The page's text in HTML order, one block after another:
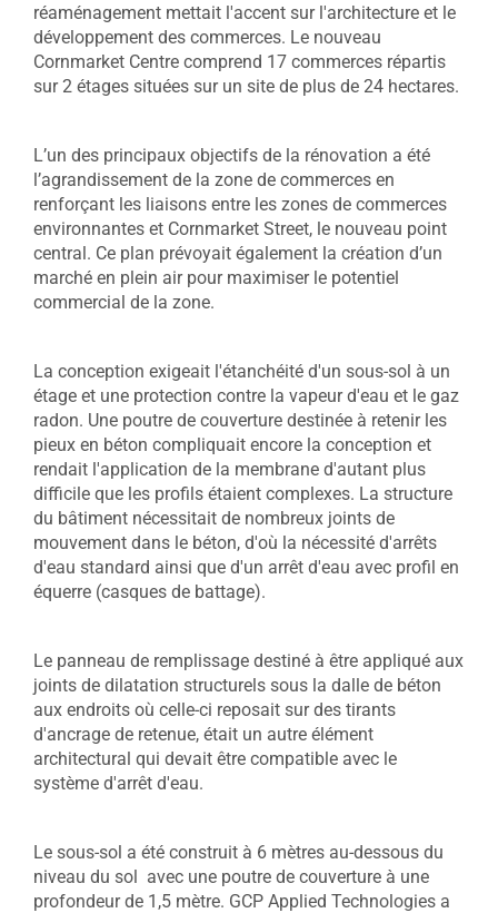
réaménagement mettait l'accent sur l'architecture et le
développement des commerces. Le nouveau
Cornmarket Centre comprend 17 commerces répartis
sur 2 étages situées sur un site de plus de 24 hectares.
L’un des principaux objectifs de la rénovation a été
l’agrandissement de la zone de commerces en
renforçant les liaisons entre les zones de commerces
environnantes et Cornmarket Street, le nouveau point
central. Ce plan prévoyait également la création d’un
marché en plein air pour maximiser le potentiel
commercial de la zone.
La conception exigeait l'étanchéité d'un sous-sol à un
étage et une protection contre la vapeur d'eau et le gaz
radon. Une poutre de couverture destinée à retenir les
pieux en béton compliquait encore la conception et
rendait l'application de la membrane d'autant plus
difficile que les profils étaient complexes. La structure
du bâtiment nécessitait de nombreux joints de
mouvement dans le béton, d'où la nécessité d'arrêts
d'eau standard ainsi que d'un arrêt d'eau avec profil en
équerre (casques de battage).
Le panneau de remplissage destiné à être appliqué aux
joints de dilatation structurels sous la dalle de béton
aux endroits où celle-ci reposait sur des tirants
d'ancrage de retenue, était un autre élément
architectural qui devait être compatible avec le
système d'arrêt d'eau.
Le sous-sol a été construit à 6 mètres au-dessous du
niveau du sol avec une poutre de couverture à une
profondeur de 1,5 mètre. GCP Applied Technologies a